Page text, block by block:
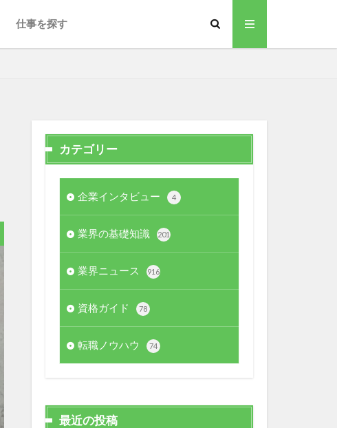
仕事を探す
カテゴリー
企業インタビュー 4
業界の基礎知識 201
業界ニュース 916
資格ガイド 78
転職ノウハウ 74
最近の投稿